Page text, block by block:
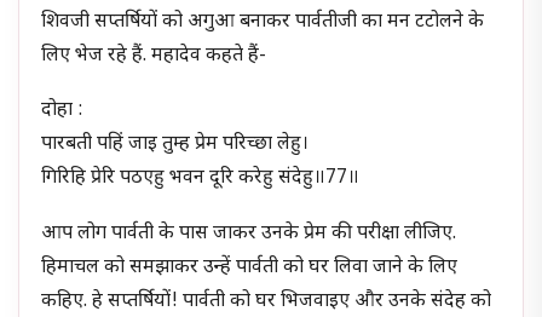
शिवजी सप्तर्षियों को अगुआ बनाकर पार्वतीजी का मन टटोलने के
लिए भेज रहे हैं. महादेव कहते हैं-
दोहा :
पारबती पहिं जाइ तुम्ह प्रेम परिच्छा लेहु।
गिरिहि प्रेरि पठएहु भवन दूरि करेहु संदेहु॥77॥
आप लोग पार्वती के पास जाकर उनके प्रेम की परीक्षा लीजिए.
हिमाचल को समझाकर उन्हें पार्वती को घर लिवा जाने के लिए
कहिए. हे सप्तर्षियों! पार्वती को घर भिजवाइए और उनके संदेह को